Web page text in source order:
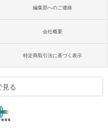
編集部へのご連絡
会社概要
特定商取引法に基づく表示
見る